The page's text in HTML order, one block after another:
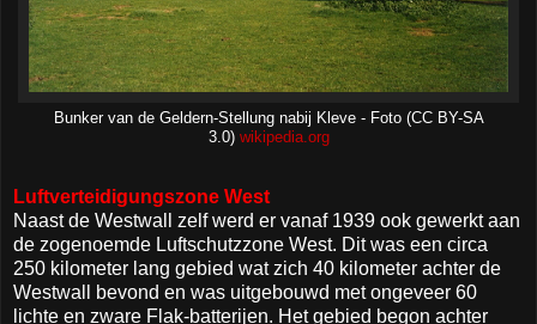
Bunker van de Geldern-Stellung nabij Kleve - Foto (CC BY-SA
3.0) wikipedia.org
Luftverteidigungszone West
Naast de Westwall zelf werd er vanaf 1939 ook gewerkt aan
de zogenoemde Luftschutzzone West. Dit was een circa
250 kilometer lang gebied wat zich 40 kilometer achter de
Westwall bevond en was uitgebouwd met ongeveer 60
lichte en zware Flak-batterijen. Het gebied begon achter